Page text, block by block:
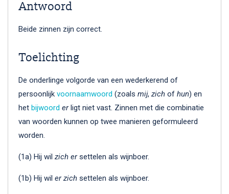
Antwoord
Beide zinnen zijn correct.
Toelichting
De onderlinge volgorde van een wederkerend of
persoonlijk voornaamwoord (zoals mij, zich of hun) en
het bijwoord erligt niet vast. Zinnen met die combinatie
van woorden kunnen op twee manieren geformuleerd
worden.
(1a) Hij wil zich ersettelen als wijnboer.
(1b) Hij wil er zich settelen als wijnboer.